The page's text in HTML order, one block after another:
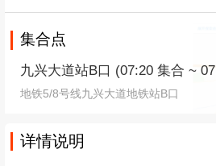
集合点
九兴大道站B口 (07:20 集合 ~
地铁5/8号线九兴大道地铁站B口
详情说明